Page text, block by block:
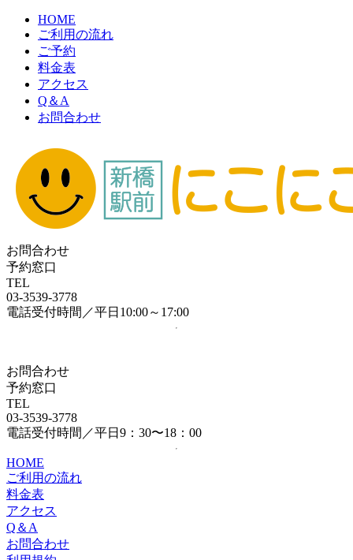
HOME
ご利用の流れ
ご予約
料金表
アクセス
Q＆A
お問合わせ
お問合わせ
予約窓口
TEL
03-3539-3778
電話受付時間／平日10:00～17:00
お問合わせ
予約窓口
TEL
03-3539-3778
電話受付時間／平日9：30〜18：00
HOME
ご利用の流れ
料金表
アクセス
Q＆A
お問合わせ